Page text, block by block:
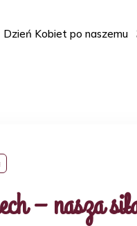
Dzień Kobiet po naszemu
– nasza